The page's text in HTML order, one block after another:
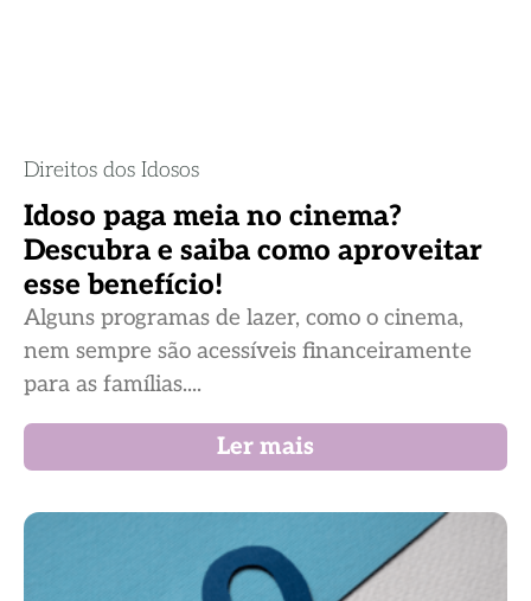
Direitos dos Idosos
Idoso paga meia no cinema?
Descubra e saiba como aproveitar
esse benefício!
Alguns programas de lazer, como o cinema,
nem sempre são acessíveis financeiramente
para as famílias....
Ler mais